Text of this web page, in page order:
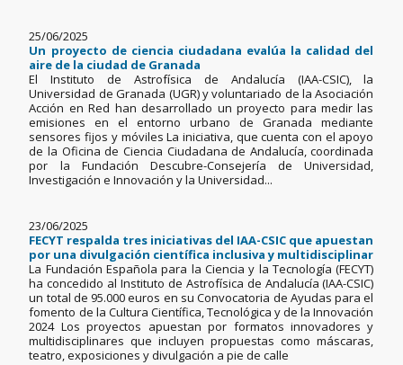
25/06/2025
Un proyecto de ciencia ciudadana evalúa la calidad del
aire de la ciudad de Granada
El Instituto de Astrofísica de Andalucía (IAA-CSIC), la
Universidad de Granada (UGR) y voluntariado de la Asociación
Acción en Red han desarrollado un proyecto para medir las
emisiones en el entorno urbano de Granada mediante
sensores fijos y móviles La iniciativa, que cuenta con el apoyo
de la Oficina de Ciencia Ciudadana de Andalucía, coordinada
por la Fundación Descubre-Consejería de Universidad,
Investigación e Innovación y la Universidad...
23/06/2025
FECYT respalda tres iniciativas del IAA-CSIC que apuestan
por una divulgación científica inclusiva y multidisciplinar
La Fundación Española para la Ciencia y la Tecnología (FECYT)
ha concedido al Instituto de Astrofísica de Andalucía (IAA-CSIC)
un total de 95.000 euros en su Convocatoria de Ayudas para el
fomento de la Cultura Científica, Tecnológica y de la Innovación
2024 Los proyectos apuestan por formatos innovadores y
multidisciplinares que incluyen propuestas como máscaras,
teatro, exposiciones y divulgación a pie de calle